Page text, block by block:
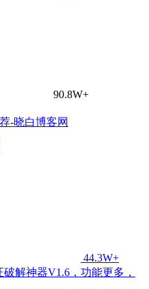
90.8W+
44.3W+